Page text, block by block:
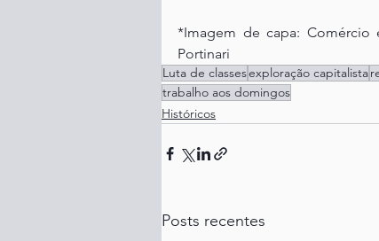
*Imagem de capa: Comércio
Portinari
Luta de classesexploração capitalista
trabalho aos domingos
Históricos
Posts recentes